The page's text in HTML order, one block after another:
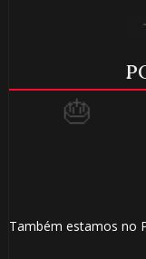
Também estamos no